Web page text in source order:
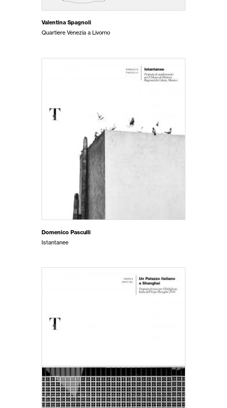
Valentina Spagnoli
Quartiere Venezia a Livorno
Domenico Pasculli
Istantanee